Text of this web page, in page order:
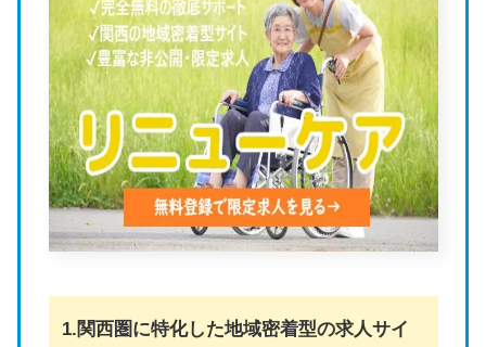
1.関西圏に特化した地域密着型の求人サイ